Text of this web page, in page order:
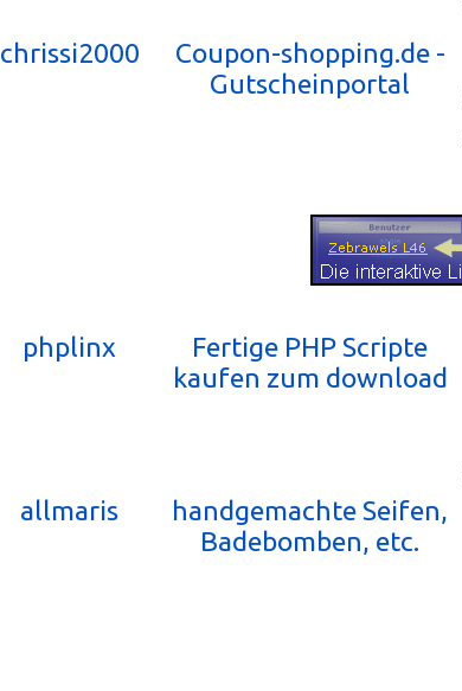
chrissi2000
Coupon-shopping.de -
Gutscheinportal
phplinx
Fertige PHP Scripte
kaufen zum download
allmaris
handgemachte Seifen,
Badebomben, etc.